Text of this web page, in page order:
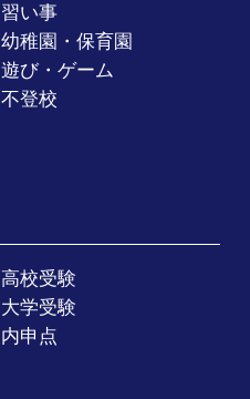
習い事
幼稚園・保育園
遊び・ゲーム
不登校
高校受験
大学受験
内申点